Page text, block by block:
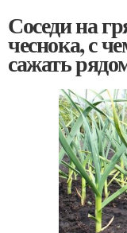
Соседи на
чеснока, с
сажать